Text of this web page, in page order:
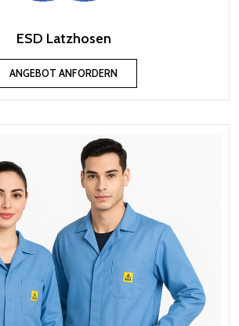
ESD Latzhosen
ANGEBOT ANFORDERN